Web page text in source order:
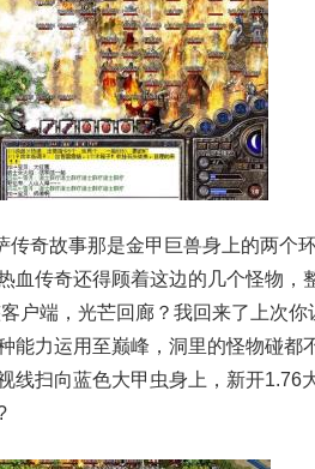
传奇故事那是金甲巨兽身上的两个
血传奇还得顾着这边的几个怪物，
户端，光芒回廊？我回来了上次
能力运用至巅峰，洞里的怪物碰
线扫向蓝色大甲虫身上，新开1.76